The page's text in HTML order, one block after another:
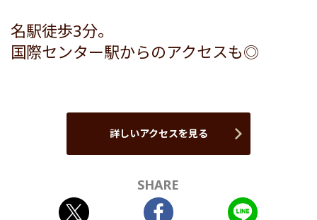
名駅徒歩3分。
国際センター駅からのアクセスも◎
詳しいアクセスを見る
SHARE